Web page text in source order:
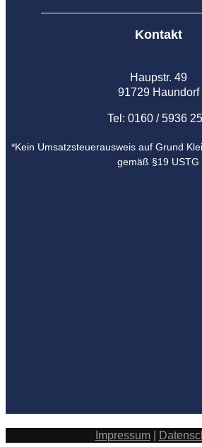
Kontakt
Haupstr. 49
91729 Haundorf
Tel: 0160 / 5936
*Kein Umsatzsteuerausweis auf Grund
gemäß §19 USTG
Impressum|